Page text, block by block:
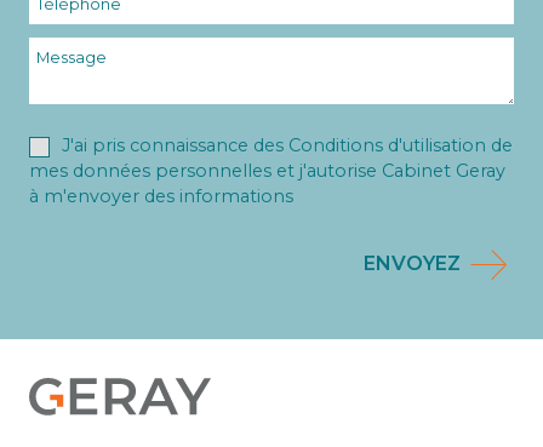
J'ai pris connaissance des Conditions d'utilisation de
mes données personnelles et j'autorise Cabinet Geray
à m'envoyer des informations
ENVOYEZ